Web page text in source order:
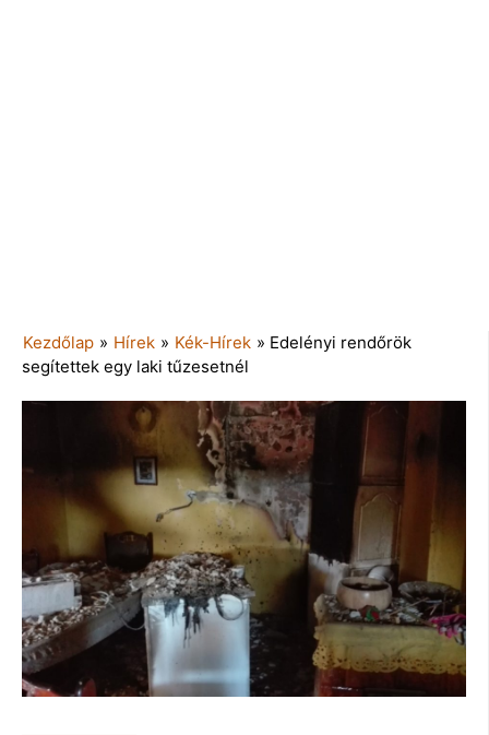
Kezdőlap » Hírek » Kék-Hírek » Edelényi rendőrök
segítettek egy laki tűzesetnél